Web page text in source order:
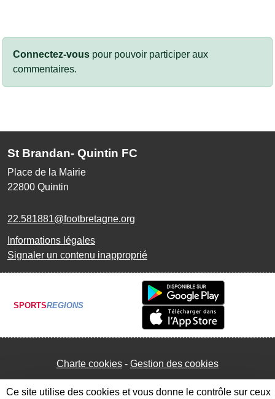
Connectez-vous pour pouvoir participer aux
commentaires.
St Brandan- Quintin FC
Place de la Mairie
22800 Quintin
22.581881@footbretagne.org
Informations légales
Signaler un contenu inapproprié
SPORTSREGIONS
Charte cookies Gestion des cookies
Ce site utilise des cookies et vous donne le contrôle sur ceux